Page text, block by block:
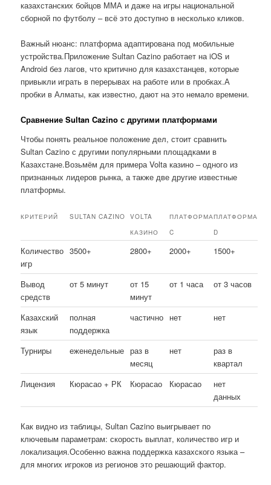
казахстанских бойцов ММА и даже на игры национальной
сборной по футболу – всё это доступно в несколько кликов.
Важный нюанс: платформа адаптирована под мобильные
устройства.Приложение Sultan Cazino работает на iOS и
Android без лагов, что критично для казахстанцев, которые
привыкли играть в перерывах на работе или в пробках.А
пробки в Алматы, как известно, дают на это немало времени.
Сравнение Sultan Cazino с другими платформами
Чтобы понять реальное положение дел, стоит сравнить
Sultan Cazino с другими популярными площадками в
Казахстане.Возьмём для примера Volta казино – одного из
признанных лидеров рынка, а также две другие известные
платформы.
КРИТЕРИЙ SULTAN CAZINO
VOLTA
КАЗИНО
ПЛАТФОРМА
C
ПЛАТФОРМА
D
Количество
игр
3500+ 2800+ 2000+ 1500+
Вывод
средств
от 5 минут
от 15
минут
от 1 часа от 3 часов
Казахский
язык
полная
поддержка
частично нет нет
Турниры еженедельные раз в
месяц
нет
раз в
квартал
Лицензия
Кюрасао + РК Кюрасао Кюрасао
нет
данных
Как видно из таблицы, Sultan Cazino выигрывает по
ключевым параметрам: скорость выплат, количество игр и
локализация.Особенно важна поддержка казахского языка –
для многих игроков из регионов это решающий фактор.